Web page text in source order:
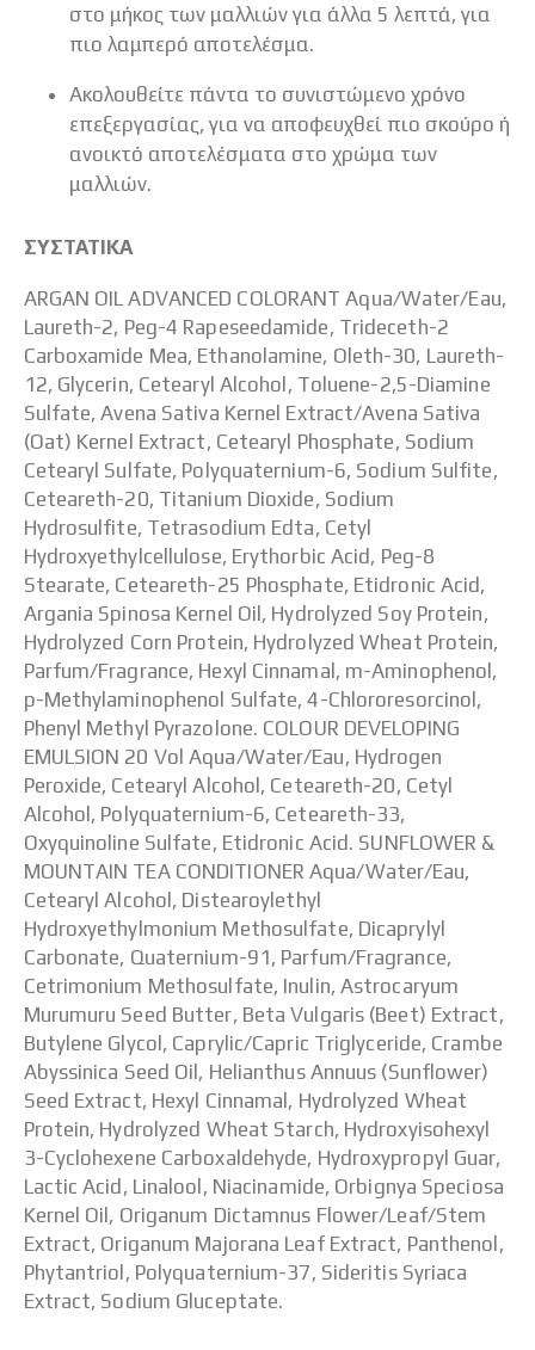
στο μήκος των μαλλιών για άλλα 5 λεπτά, για
πιο λαμπερό αποτελέσμα.
Ακολουθείτε πάντα το συνιστώμενο χρόνο
επεξεργασίας, για να αποφευχθεί πιο σκούρο ή
ανοικτό αποτελέσματα στο χρώμα των
μαλλιών.
ΣΥΣΤΑΤΙΚΑ
ARGAN OIL ADVANCED COLORANT Aqua/Water/Eau,
Laureth-2, Peg-4 Rapeseedamide, Trideceth-2
Carboxamide Mea, Ethanolamine, Oleth-30, Laureth-
12, Glycerin, Cetearyl Alcohol, Toluene-2,5-Diamine
Sulfate, Avena Sativa Kernel Extract/Avena Sativa
(Oat) Kernel Extract, Cetearyl Phosphate, Sodium
Cetearyl Sulfate, Polyquaternium-6, Sodium Sulfite,
Ceteareth-20, Titanium Dioxide, Sodium
Hydrosulfite, Tetrasodium Edta, Cetyl
Hydroxyethylcellulose, Erythorbic Acid, Peg-8
Stearate, Ceteareth-25 Phosphate, Etidronic Acid,
Argania Spinosa Kernel Oil, Hydrolyzed Soy Protein,
Hydrolyzed Corn Protein, Hydrolyzed Wheat Protein,
Parfum/Fragrance, Hexyl Cinnamal, m-Aminophenol,
p-Methylaminophenol Sulfate, 4-Chlororesorcinol,
Phenyl Methyl Pyrazolone. COLOUR DEVELOPING
EMULSION 20 Vol Aqua/Water/Eau, Hydrogen
Peroxide, Cetearyl Alcohol, Ceteareth-20, Cetyl
Alcohol, Polyquaternium-6, Ceteareth-33,
Oxyquinoline Sulfate, Etidronic Acid. SUNFLOWER &
MOUNTAIN TEA CONDITIONER Aqua/Water/Eau,
Cetearyl Alcohol, Distearoylethyl
Hydroxyethylmonium Methosulfate, Dicaprylyl
Carbonate, Quaternium-91, Parfum/Fragrance,
Cetrimonium Methosulfate, Inulin, Astrocaryum
Murumuru Seed Butter, Beta Vulgaris (Beet) Extract,
Butylene Glycol, Caprylic/Capric Triglyceride, Crambe
Abyssinica Seed Oil, Helianthus Annuus (Sunflower)
Seed Extract, Hexyl Cinnamal, Hydrolyzed Wheat
Protein, Hydrolyzed Wheat Starch, Hydroxyisohexyl
3-Cyclohexene Carboxaldehyde, Hydroxypropyl Guar,
Lactic Acid, Linalool, Niacinamide, Orbignya Speciosa
Kernel Oil, Origanum Dictamnus Flower/Leaf/Stem
Extract, Origanum Majorana Leaf Extract, Panthenol,
Phytantriol, Polyquaternium-37, Sideritis Syriaca
Extract, Sodium Gluceptate.